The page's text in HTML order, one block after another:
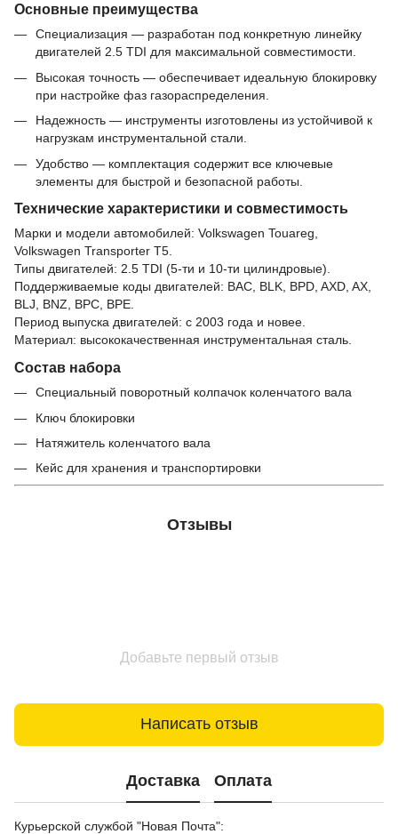
Основные преимущества
Специализация — разработан под конкретную линейку
двигателей 2.5 TDI для максимальной совместимости.
Высокая точность — обеспечивает идеальную блокировку
при настройке фаз газораспределения.
Надежность — инструменты изготовлены из устойчивой к
нагрузкам инструментальной стали.
Удобство — комплектация содержит все ключевые
элементы для быстрой и безопасной работы.
Технические характеристики и совместимость
Марки и модели автомобилей: Volkswagen Touareg,
Volkswagen Transporter T5.
Типы двигателей: 2.5 TDI (5-ти и 10-ти цилиндровые).
Поддерживаемые коды двигателей: BAC, BLK, BPD, AXD, AX,
BLJ, BNZ, BPC, BPE.
Период выпуска двигателей: с 2003 года и новее.
Материал: высококачественная инструментальная сталь.
Состав набора
Специальный поворотный колпачок коленчатого вала
Ключ блокировки
Натяжитель коленчатого вала
Кейс для хранения и транспортировки
Отзывы
Добавьте первый отзыв
Написать отзыв
Доставка Оплата
Курьерской службой "Новая Почта":